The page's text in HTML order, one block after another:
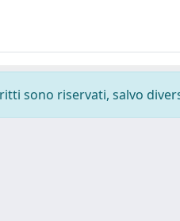
sono riservati, salvo